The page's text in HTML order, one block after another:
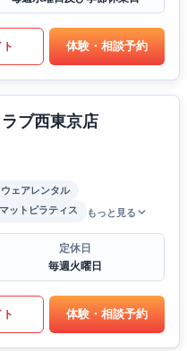
体験・相談予約
ブ西東京店
ウェアレンタル
マットピラティス もっと見る
定休日
毎週火曜日
体験・相談予約